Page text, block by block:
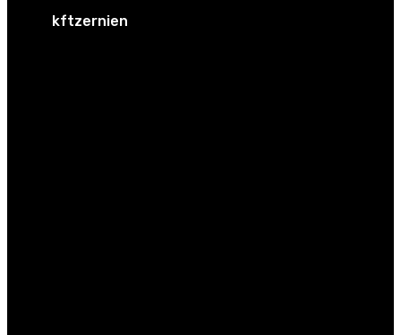
kftzernien